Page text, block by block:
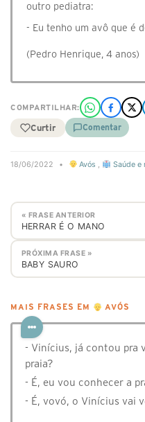
outro pediatra:
- Eu tenho um avô que é
(Pedro Henrique, 4 anos)
COMPARTILHAR:
Curtir Comentar
18/06/2022 • Avós , Saúde e
« FRASE ANTERIOR
HERRAR É O MANO
PRÓXIMA FRASE »
BABY SAURO
MAIS FRASES EM AVÓS
- Vinícius, já contou pra
praia?
- É, eu vou conhecer a
- É, vovó, o Vinícius vai